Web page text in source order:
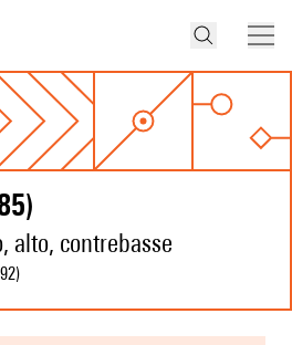
alto, contrebasse
)